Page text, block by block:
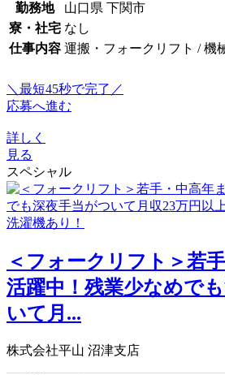
勤務地
山口県 下関市
寮・社宅 なし
仕事内容 運搬・フォークリフト / 機
＼最短45秒で完了／
応募へ進む
詳しく
見る
スペシャル
＜フォークリフト＞若
活躍中！残業少なめで
いて月...
株式会社平山 沼津支店